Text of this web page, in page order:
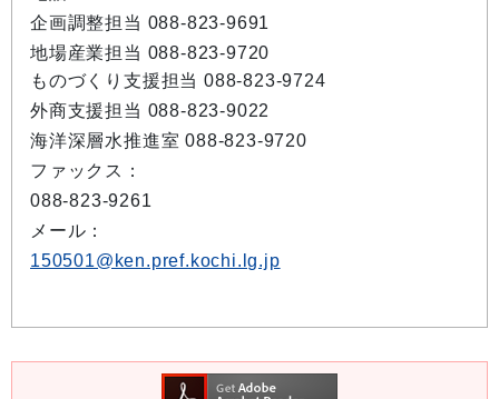
企画調整担当 088-823-9691
地場産業担当 088-823-9720
ものづくり支援担当 088-823-9724
外商支援担当 088-823-9022
海洋深層水推進室 088-823-9720
ファックス：
088-823-9261
メール：
150501@ken.pref.kochi.lg.jp